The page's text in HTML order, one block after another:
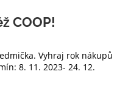
COOP!
Vyhraj rok nákupů
8. 11. 2023- 24. 12.